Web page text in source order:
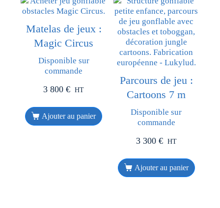
Matelas de jeux :
Magic Circus
Disponible sur
commande
3 800€ HT
Ajouter au panier
Parcours de jeu :
Cartoons 7 m
Disponible sur
commande
3 300 € HT
Ajouter au panier